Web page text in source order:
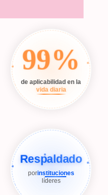
99%
de aplicabilidad en la
vida diaria
Respaldado
porinstituciones
líderes